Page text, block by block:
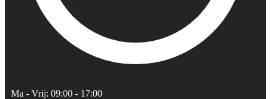
Ma - Vrij: 09:00 - 17:00